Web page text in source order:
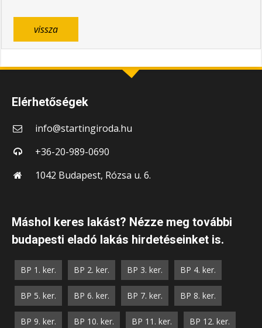
vissza
Elérhetőségek
info@startingiroda.hu
+36-20-989-0690
1042 Budapest, Rózsa u. 6.
Máshol keres lakást? Nézze meg további
budapesti eladó lakás hirdetéseinket is.
BP 1. ker. BP 2. ker. BP 3. ker. BP 4. ker.
BP 5. ker. BP 6. ker. BP 7. ker. BP 8. ker.
BP 9. ker. BP 10. ker. BP 11. ker. BP 12. ker.